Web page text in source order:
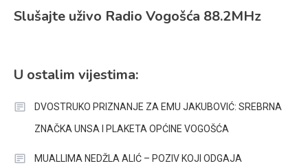
Slušajte uživo Radio Vogošća 88.2MHz
U ostalim vijestima:
DVOSTRUKO PRIZNANJE ZA EMU JAKUBOVIĆ: SREBRNA
ZNAČKA UNSA I PLAKETA OPĆINE VOGOŠĆA
MUALLIMA NEDŽLA ALIĆ – POZIV KOJI ODGAJA